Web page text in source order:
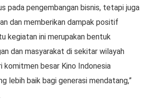
pada pengembangan bisnis, tetapi juga
dan memberikan dampak positif
kegiatan ini merupakan bentuk
dan masyarakat di sekitar wilayah
komitmen besar Kino Indonesia
lebih baik bagi generasi mendatang,”